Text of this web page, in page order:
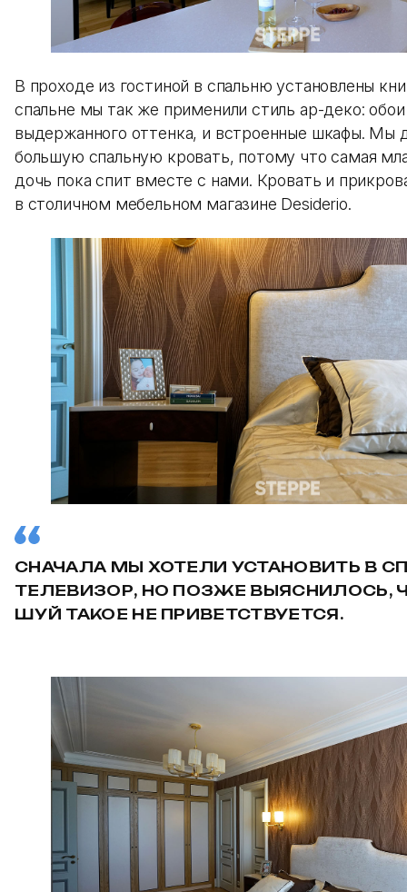
В проходе из гостиной в спальню установлены
спальне мы так же применили стиль ар-деко: обои
выдержанного оттенка, и встроенные шкафы. Мы
большую спальную кровать, потому что самая
дочь пока спит вместе с нами. Кровать и
в столичном мебельном магазине Desiderio.
СНАЧАЛА МЫ ХОТЕЛИ УСТАНОВИТЬ В
ТЕЛЕВИЗОР, НО ПОЗЖЕ ВЫЯСНИЛОСЬ,
ШУЙ ТАКОЕ НЕ ПРИВЕТСТВУЕТСЯ.